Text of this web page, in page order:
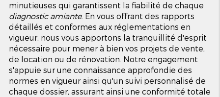
minutieuses qui garantissent la fiabilité de chaque
diagnostic amiante. En vous offrant des rapports
détaillés et conformes aux réglementations en
vigueur, nous vous apportons la tranquillité d'esprit
nécessaire pour mener à bien vos projets de vente,
de location ou de rénovation. Notre engagement
s'appuie sur une connaissance approfondie des
normes en vigueur ainsi qu'un suivi personnalisé de
chaque dossier, assurant ainsi une conformité totale